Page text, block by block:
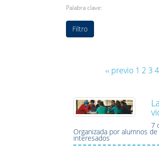
Palabra clave:
‹‹ previo 1 2 3 4
7
Organizada por alumnos
interesados